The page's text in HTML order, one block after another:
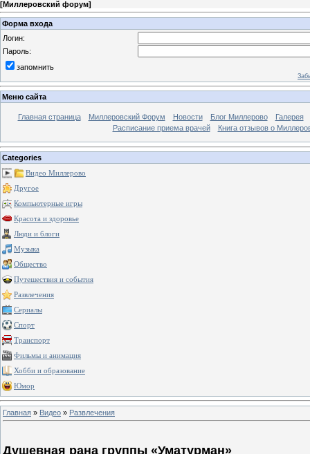
[Миллеровский форум]
Форма входа
Логин:
Пароль:
запомнить
Меню сайта
Главная страница Миллеровский Форум Новости Блог Миллерово
Галерея
Расписание приема врачей
Книга отзывов о
Categories
Видео Миллерово
Другое
Компьютерные игры
Красота и здоровье
Люди и блоги
Музыка
Общество
Путешествия и события
Развлечения
Сериалы
Спорт
Транспорт
Фильмы и анимация
Хобби и образование
Юмор
Главная » Видео » Развлечения
Душевная рана группы «Уматурман»